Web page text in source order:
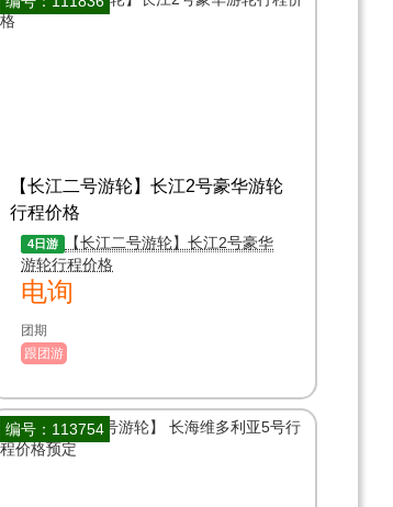
【长江二号游轮】长江2号豪华游轮
行程价格
4日游
【长江二号游轮】长江2号豪华
游轮行程价格
电询
团期
跟团游
编号：113754